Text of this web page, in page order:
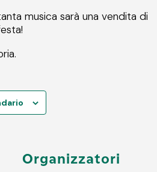
musica sarà una vendita di
Organizzatori